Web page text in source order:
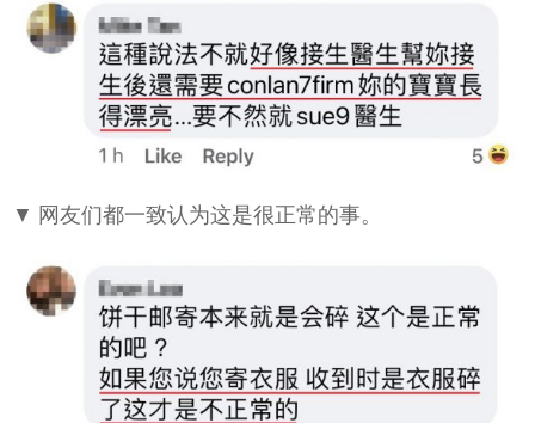
▼ 网友们都一致认为这是很正常的事。